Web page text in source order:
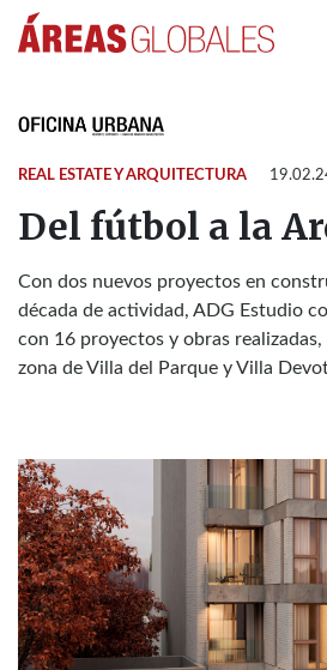
REAL ESTATE Y ARQUITECTURA
Del fútbol a la
Con dos nuevos proyectos en
década de actividad, ADG Estudio
con 16 proyectos y obras
zona de Villa del Parque y Villa